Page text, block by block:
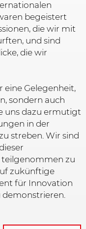
begeistert
die wir mit
und sind
die wir
eine Gelegenheit,
sondern auch
uns dazu ermutigt
in der
streben. Wir sind
zu
zukünftige
für Innovation
demonstrieren.